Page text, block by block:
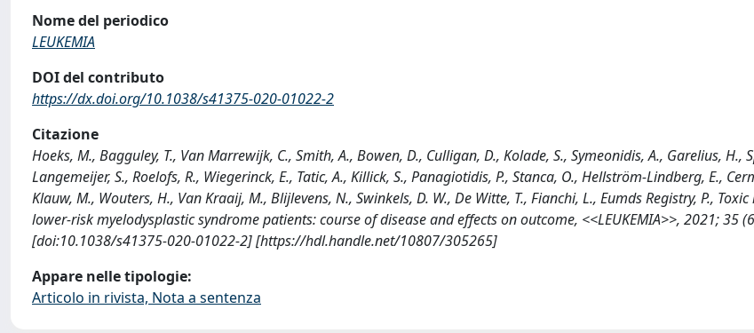
Nome del periodico
LEUKEMIA
DOI del contributo
https://dx.doi.org/10.1038/s41375-020-01022-2
Citazione
Hoeks, M., Bagguley, T., Van Marrewijk, C., Smith, A., Bowen, D., Culligan, D., Kolade, S., Symeonidis, A., Garelius, H.,
Langemeijer, S., Roelofs, R., Wiegerinck, E., Tatic, A., Killick, S., Panagiotidis, P., Stanca, O., Hellström-Lindberg, E.,
Klauw, M., Wouters, H., Van Kraaij, M., Blijlevens, N., Swinkels, D. W., De Witte, T., Fianchi, L., Eumds Registry, P.,
lower-risk myelodysplastic syndrome patients: course of disease and effects on outcome, <<LEUKEMIA>>, 2021; 35
[doi:10.1038/s41375-020-01022-2] [https://hdl.handle.net/10807/305265]
Appare nelle tipologie:
Articolo in rivista, Nota a sentenza